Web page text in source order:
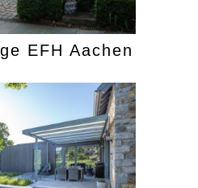
EFH Aachen